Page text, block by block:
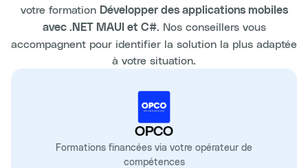
votre formation Développer des applications mobiles
avec .NET MAUI et C#. Nos conseillers vous
accompagnent pour identifier la solution la plus adaptée
à votre situation.
OPCO
Formations financées via votre opérateur de
compétences